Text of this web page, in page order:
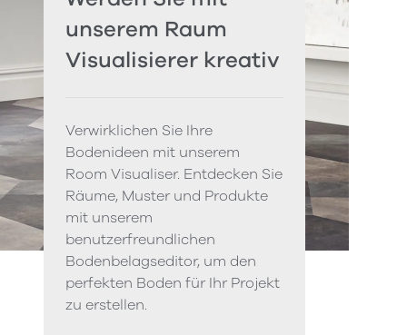
unserem Raum
Visualisierer kreativ
Verwirklichen Sie Ihre
Bodenideen mit unserem
Room Visualiser. Entdecken Sie
Räume, Muster und Produkte
mit unserem
benutzerfreundlichen
Bodenbelagseditor, um den
perfekten Boden für Ihr Projekt
zu erstellen.